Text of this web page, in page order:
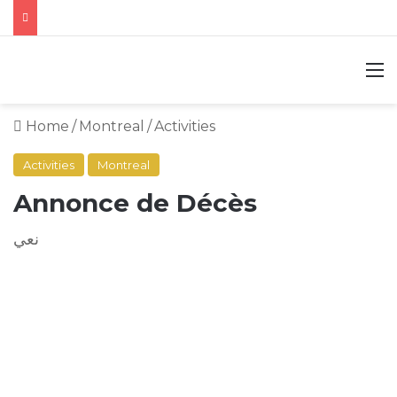
Home / Montreal /Activities
Activities Montreal
Annonce de Décès
نعي